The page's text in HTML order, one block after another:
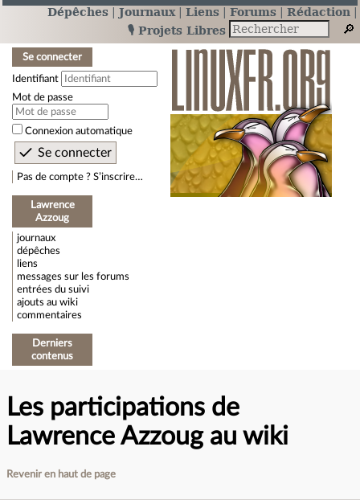
Dépêches Journaux Liens Forums
Rédaction
🎙️ Projets Libres
Se connecter
Identifiant
Mot de passe
Connexion automatique
Pas de compte ? S’inscrire…
Lawrence
Azzoug
journaux
dépêches
liens
messages sur les forums
entrées du suivi
ajouts au wiki
commentaires
Derniers
contenus
Les participations de
Lawrence Azzoug au wiki
Revenir en haut de page